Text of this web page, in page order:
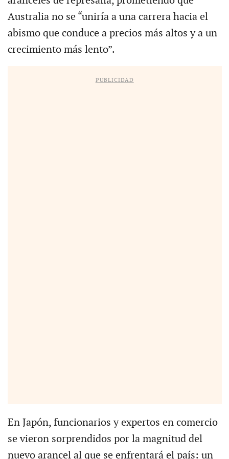
Australia no se “uniría a una carrera hacia el
abismo que conduce a precios más altos y a un
crecimiento más lento”.
PUBLICIDAD
En Japón, funcionarios y expertos en comercio
se vieron sorprendidos por la magnitud del
nuevo arancel al que se enfrentará el país: un